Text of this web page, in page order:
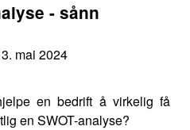
- sånn
mai 2024
en bedrift å virkelig få
en SWOT-analyse?